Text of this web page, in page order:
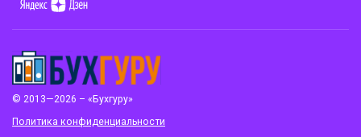
© 2013—2026 – «Бухгуру»
Политика конфиденциальности